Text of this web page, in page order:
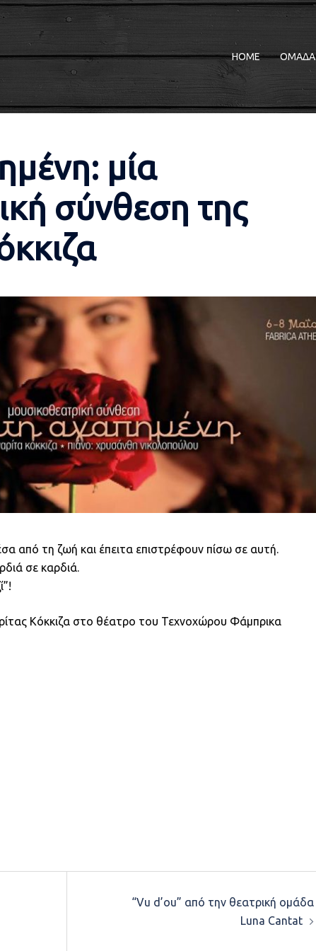
HOME ΟΜΑΔΑ
μία
σύνθεση της
από τη ζωή και έπειτα επιστρέφουν πίσω σε αυτή.
σε καρδιά.
Κόκκιζα στο θέατρο του Τεχνοχώρου Φάμπρικα
“Vu d’ou” από την θεατρική ομάδα
Luna Cantat